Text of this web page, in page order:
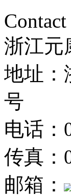
Contact
浙江元
地址：
号
电话：
传真：
邮箱：